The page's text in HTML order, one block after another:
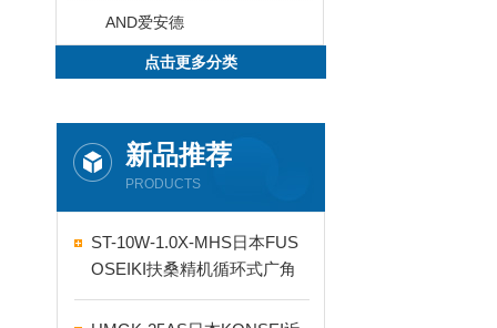
AND爱安德
点击更多分类
新品推荐
PRODUCTS
ST-10W-1.0X-MHS日本FUS
OSEIKI扶桑精机循环式广角
自动喷嘴